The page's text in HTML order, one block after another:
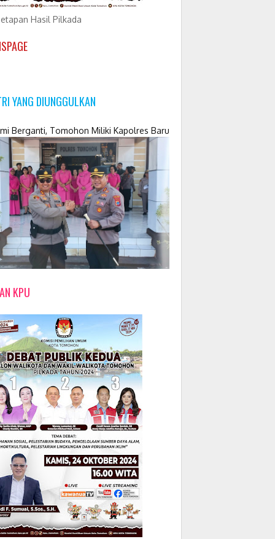
Hasil Pilkada
YANG DIUNGGULKAN
Berganti, Tomohon Miliki Kapolres Baru
KPU